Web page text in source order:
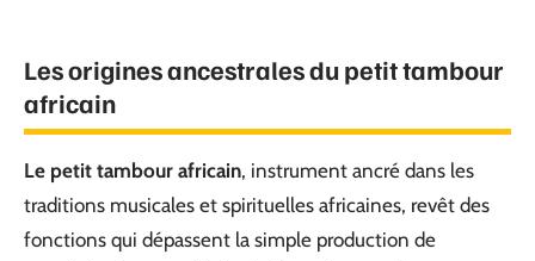
Les origines ancestrales du petit tambour
africain
Le petit tambour africain, instrument ancré dans les
traditions musicales et spirituelles africaines, revêt des
fonctions qui dépassent la simple production de